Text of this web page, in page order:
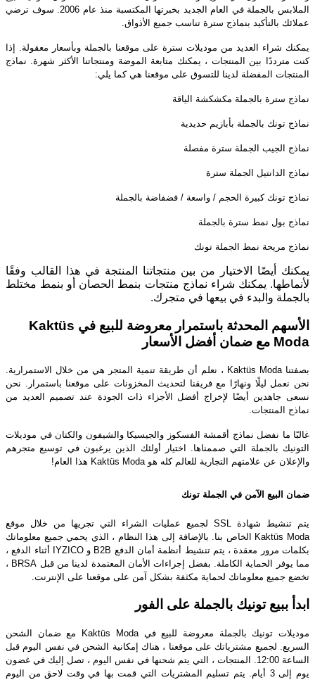
الملابس بالجملة في العام الجديد بخبرتها المكتسبة منذ عام 2006. سوف ترضي
عملائك بالتأكيد بنماذج سترة تناسب جميع الأذواق.
يمكنك شراء العديد من موديلات سترة على موقعنا بالجملة وبأسعار معقولة. إذا
كنت مترددًا بين المنتجات ، يمكنك متابعة الموضة ومنتجاتنا الأكثر شهرة. نماذج
المنتجات المفضلة لدينا للتسوق على موقعنا هي كما يلي:
نماذج سترة بالجملة مكشكشة الياقة
نماذج تونك بالجملة بأبازيم حديدية
نماذج الجيب الجملة سترة مفصلة
نماذج الدانتيل الجملة سترة
نماذج تونك كبيرة الحجم / واسعة / فضفاضة بالجملة
نماذج بول نمط سترة بالجملة
نماذج مريحة نمط الجملة تونك
يمكنك أيضًا الاختيار من بين منتجاتنا المنتجة في هذا القالب وفقًا
لأنماطها. يمكنك شراء نماذج منتجات بنمط الحصان أو بنمط مختلط
بالجملة والبدء في بيعها في متجرك.
الأسهم المحدثة باستمرار معروضة للبيع في Kaktüs
Moda مع ضمان أفضل الأسعار
بصفتنا Kaktüs Moda ، نعلم أن طريقة تنمية المتجر هي من خلال الاستمرارية.
نحن نعمل ليلًا ونهارًا مع فريقنا لتحديث المخزونات على موقعنا باستمرار. نحن
نسعى جاهدين أيضًا لإخراج أفضل الأجزاء ذات الجودة عند تصميم العديد من
نماذج المنتجات.
غالبًا ما نفضل نماذج أقمشة الفسكوز والجيسيكا والشيفون والكتان في موديلات
التونيك بالجملة التي صممناها. اختيار أولئك الذين يرغبون في توسيع متجرهم
والإعلان عن علامتهم التجارية للعالم كله هو Kaktüs Moda هذا العام!
ضمان البيع الآمن في الجملة تونك
يتم تنشيط شهادة SSL لجميع عمليات الشراء التي تجريها من خلال موقع
Kaktüs Moda الخاص بنا. بالإضافة إلى هذا النظام ، الذي يحمي جميع معلوماتك
بكلمات مرور معقدة ، يتم تنشيط أنظمة أمان الدفع B2B و IYZICO أثناء الدفع ،
مما يوفر الحماية الكاملة. بفضل إجراءات الأمان المعتمدة لدينا من قبل BRSA ،
تخضع جميع معلوماتك لحماية مكثفة بشكل آمن على موقعنا على الإنترنت.
ابدأ ببيع تونيك بالجملة على الفور
موديلات تونيك بالجملة معروضة للبيع في Kaktüs Moda مع ضمان الشحن
السريع. لجميع مشترياتك على موقعنا ، هناك إمكانية الشحن في نفس اليوم قبل
الساعة 12:00. المنتجات ، التي يتم شحنها في نفس اليوم ، تصل إليك في غضون
يوم إلى 3 أيام. يتم تسليم المشتريات التي قمت بها في وقت لاحق من اليوم